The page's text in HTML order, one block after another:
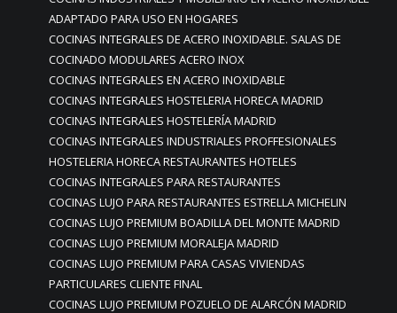
ADAPTADO PARA USO EN HOGARES
COCINAS INTEGRALES DE ACERO INOXIDABLE. SALAS DE
COCINADO MODULARES ACERO INOX
COCINAS INTEGRALES EN ACERO INOXIDABLE
COCINAS INTEGRALES HOSTELERIA HORECA MADRID
COCINAS INTEGRALES HOSTELERÍA MADRID
COCINAS INTEGRALES INDUSTRIALES PROFFESIONALES
HOSTELERIA HORECA RESTAURANTES HOTELES
COCINAS INTEGRALES PARA RESTAURANTES
COCINAS LUJO PARA RESTAURANTES ESTRELLA MICHELIN
COCINAS LUJO PREMIUM BOADILLA DEL MONTE MADRID
COCINAS LUJO PREMIUM MORALEJA MADRID
COCINAS LUJO PREMIUM PARA CASAS VIVIENDAS
PARTICULARES CLIENTE FINAL
COCINAS LUJO PREMIUM POZUELO DE ALARCÓN MADRID